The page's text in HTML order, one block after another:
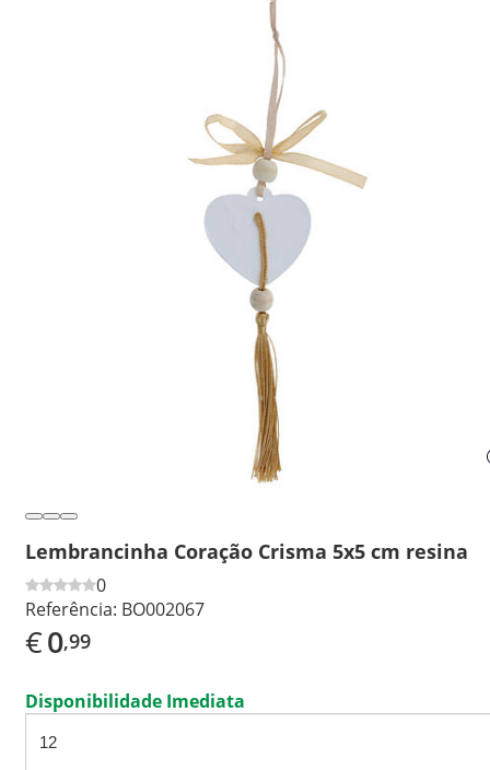
Lembrancinha Coração Crisma 5x5 cm resina
0
Referência: BO002067
€0,99
Disponibilidade Imediata